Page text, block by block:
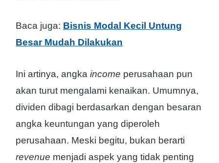
Baca juga: Bisnis Modal Kecil Untung
Besar Mudah Dilakukan
Ini artinya, angka income perusahaan pun
akan turut mengalami kenaikan. Umumnya,
dividen dibagi berdasarkan dengan besaran
angka keuntungan yang diperoleh
perusahaan. Meski begitu, bukan berarti
revenue menjadi aspek yang tidak penting